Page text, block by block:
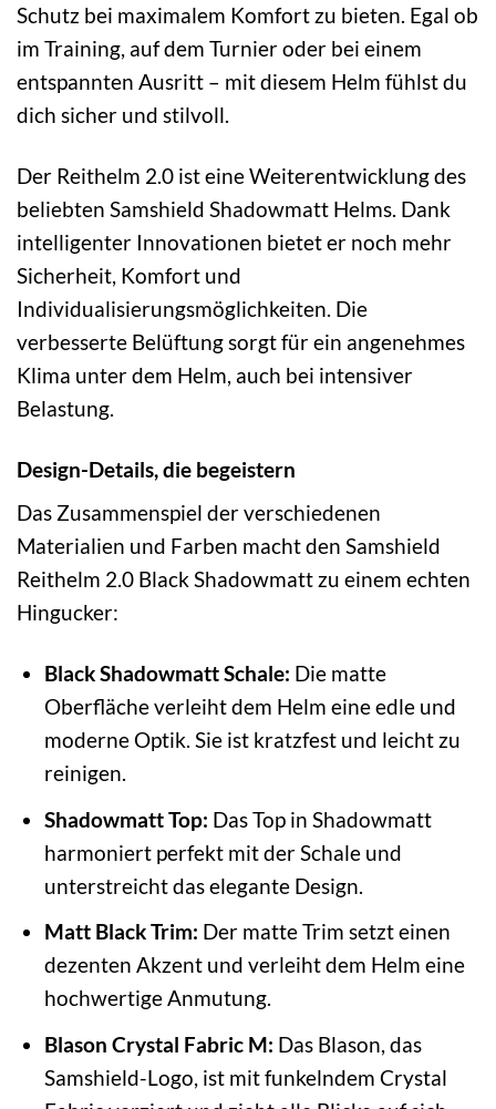
Schutz bei maximalem Komfort zu bieten. Egal ob
im Training, auf dem Turnier oder bei einem
entspannten Ausritt – mit diesem Helm fühlst du
dich sicher und stilvoll.
Der Reithelm 2.0 ist eine Weiterentwicklung des
beliebten Samshield Shadowmatt Helms. Dank
intelligenter Innovationen bietet er noch mehr
Sicherheit, Komfort und
Individualisierungsmöglichkeiten. Die
verbesserte Belüftung sorgt für ein angenehmes
Klima unter dem Helm, auch bei intensiver
Belastung.
Design-Details, die begeistern
Das Zusammenspiel der verschiedenen
Materialien und Farben macht den Samshield
Reithelm 2.0 Black Shadowmatt zu einem echten
Hingucker:
Black Shadowmatt Schale: Die matte
Oberfläche verleiht dem Helm eine edle und
moderne Optik. Sie ist kratzfest und leicht zu
reinigen.
Shadowmatt Top: Das Top in Shadowmatt
harmoniert perfekt mit der Schale und
unterstreicht das elegante Design.
Matt Black Trim: Der matte Trim setzt einen
dezenten Akzent und verleiht dem Helm eine
hochwertige Anmutung.
Blason Crystal Fabric M: Das Blason, das
Samshield-Logo, ist mit funkelndem Crystal